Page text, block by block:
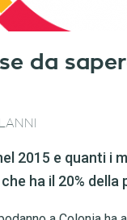
da
2015 e quanti i
ha il 20%